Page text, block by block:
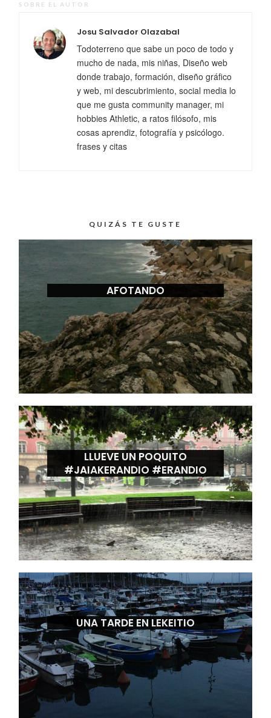
SOBRE EL AUTOR
Josu Salvador Olazabal
Todoterreno que sabe un poco de todo y
mucho de nada, mis niñas, Diseño web
donde trabajo, formación, diseño gráfico
y web, mi descubrimiento, social media lo
que me gusta community manager, mi
hobbies Athletic, a ratos filósofo, mis
cosas aprendiz, fotografía y psicólogo.
frases y citas
QUIZÁS TE GUSTE
AFOTANDO
LLUEVE UN POQUITO
#JAIAKERANDIO #ERANDIO
UNA TARDE EN LEKEITIO